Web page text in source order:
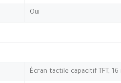
Oui
Écran tactile capacitif TFT,